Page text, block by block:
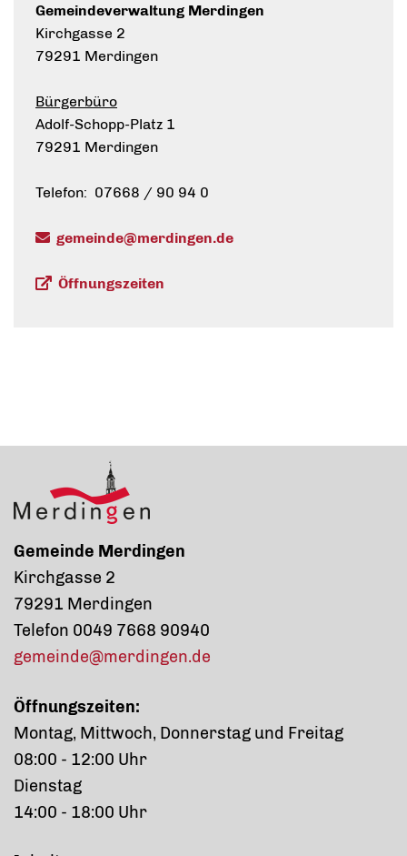
Gemeindeverwaltung Merdingen
Kirchgasse 2
79291 Merdingen
Bürgerbüro
Adolf-Schopp-Platz 1
79291 Merdingen
Telefon: 07668 / 90 94 0
gemeinde@merdingen.de
Öffnungszeiten
Gemeinde Merdingen
Kirchgasse 2
79291 Merdingen
Telefon 0049 7668 90940
gemeinde@merdingen.de
Öffnungszeiten:
Montag, Mittwoch, Donnerstag und Freitag
08:00 - 12:00 Uhr
Dienstag
14:00 - 18:00 Uhr